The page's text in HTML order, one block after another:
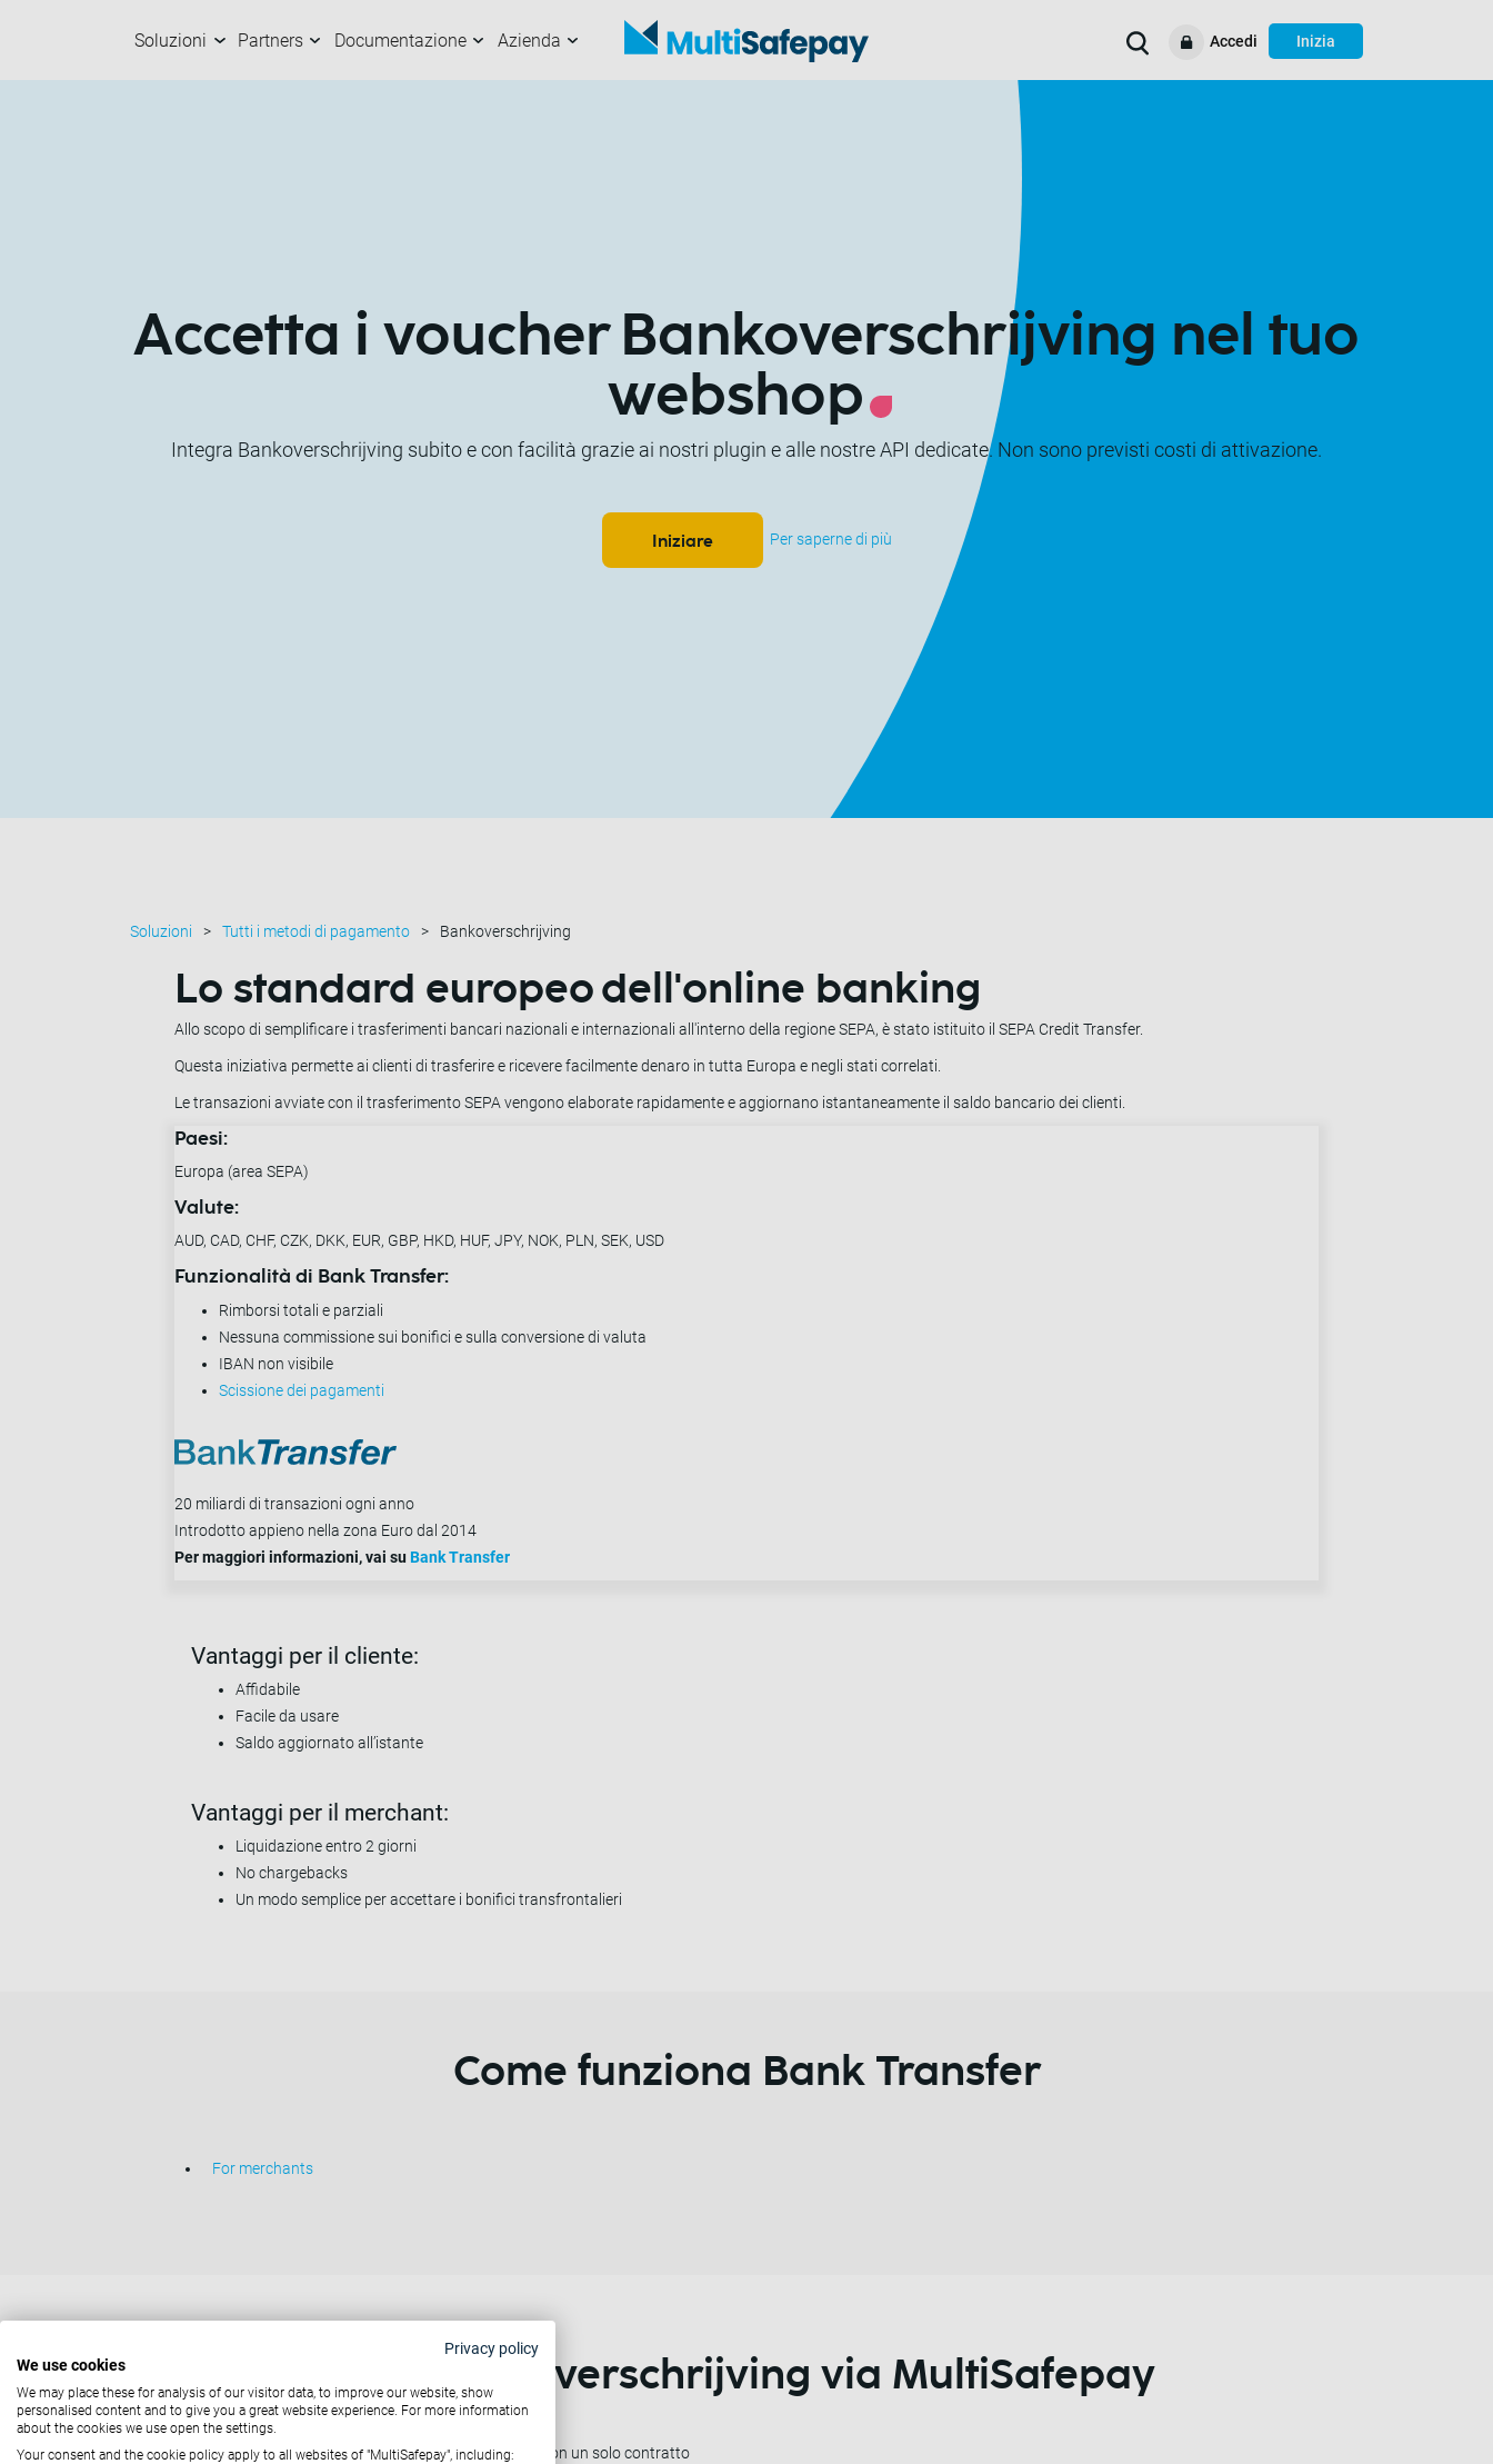
Soluzioni Partners Documentazione Azienda Accedi Inizia
Accetta i voucher Bankoverschrijving nel tuo
webshop
Integra Bankoverschrijving subito e con facilità grazie ai nostri plugin e alle nostre API dedicate. Non sono previsti costi di attivazione.
Iniziare Per saperne di più
Soluzioni Tutti i metodi di pagamento Bankoverschrijving
Lo standard europeo dell'online banking
Allo scopo di semplificare i trasferimenti bancari nazionali e internazionali all'interno della regione SEPA, è stato istituito il SEPA Credit Transfer.
Questa iniziativa permette ai clienti di trasferire e ricevere facilmente denaro in tutta Europa e negli stati correlati.
Le transazioni avviate con il trasferimento SEPA vengono elaborate rapidamente e aggiornano istantaneamente il saldo bancario dei clienti.
Paesi:
Europa (area SEPA)
Valute:
AUD, CAD, CHF, CZK, DKK, EUR, GBP, HKD, HUF, JPY, NOK, PLN, SEK, USD
Funzionalità di Bank Transfer:
Rimborsi totali e parziali
Nessuna commissione sui bonifici e sulla conversione di valuta
IBAN non visibile
Scissione dei pagamenti
20 miliardi di transazioni ogni anno
Introdotto appieno nella zona Euro dal 2014
Per maggiori informazioni, vai su Bank Transfer
Vantaggi per il cliente:
Affidabile
Facile da usare
Saldo aggiornato all’istante
Vantaggi per il merchant:
Liquidazione entro 2 giorni
No chargebacks
Un modo semplice per accettare i bonifici transfrontalieri
Come funziona Bank Transfer
For merchants
Bankoverschrijving via MultiSafepay
Nessun costo di attivazione
+40 metod di pagamento locali e internazionali con un solo contratto
Privacy policy
We use cookies
We may place these for analysis of our visitor data, to improve our website, show
personalised content and to give you a great website experience. For more information
about the cookies we use open the settings.
Your consent and the cookie policy apply to all websites of "MultiSafepay", including: